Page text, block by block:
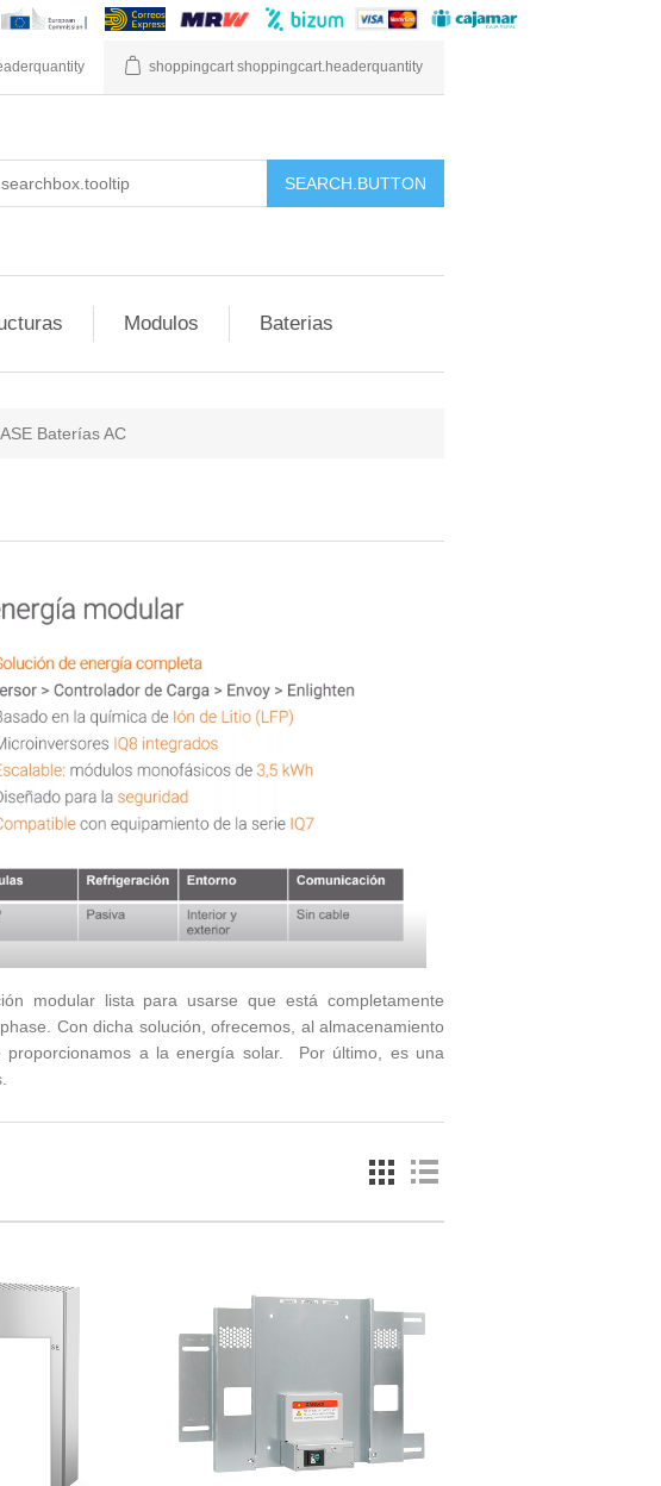
shoppingcart shoppingcart.headerquantity
Modulos Baterias
Baterías AC
modular lista para usarse que está completamente
Con dicha solución, ofrecemos, al almacenamiento
a la energía solar. Por último, es una